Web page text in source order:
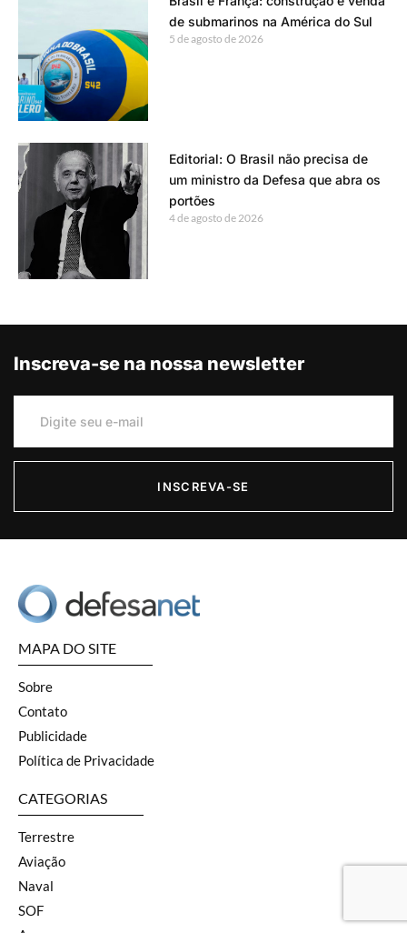
de submarinos na América do Sul
5 de agosto de 2026
Editorial: O Brasil não precisa de
um ministro da Defesa que abra os
portões
4 de agosto de 2026
Inscreva-se na nossa newsletter
INSCREVA-SE
MAPA DO SITE
Sobre
Contato
Publicidade
Política de Privacidade
CATEGORIAS
Terrestre
Aviação
Naval
SOF